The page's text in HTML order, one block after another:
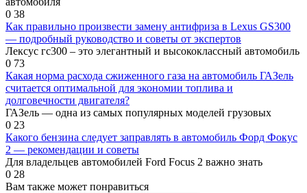
0 38
Как правильно произвести замену антифриза в Lexus GS300
— подробный руководство и советы от экспертов
Лексус гс300 – это элегантный и высококлассный автомобиль
0 73
Какая норма расхода сжиженного газа на автомобиль ГАЗель
считается оптимальной для экономии топлива и
долговечности двигателя?
ГАЗель — одна из самых популярных моделей грузовых
0 23
Какого бензина следует заправлять в автомобиль Форд Фокус
2 — рекомендации и советы
Для владельцев автомобилей Ford Focus 2 важно знать
0 28
Вам также может понравиться